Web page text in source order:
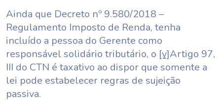
Ainda que Decreto nº 9.580/2018 –
Regulamento Imposto de Renda, tenha
incluído a pessoa do Gerente como
responsável solidário tributário, o [v]Artigo 97,
III do CTN é taxativo ao dispor que somente a
lei pode estabelecer regras de sujeição
passiva.